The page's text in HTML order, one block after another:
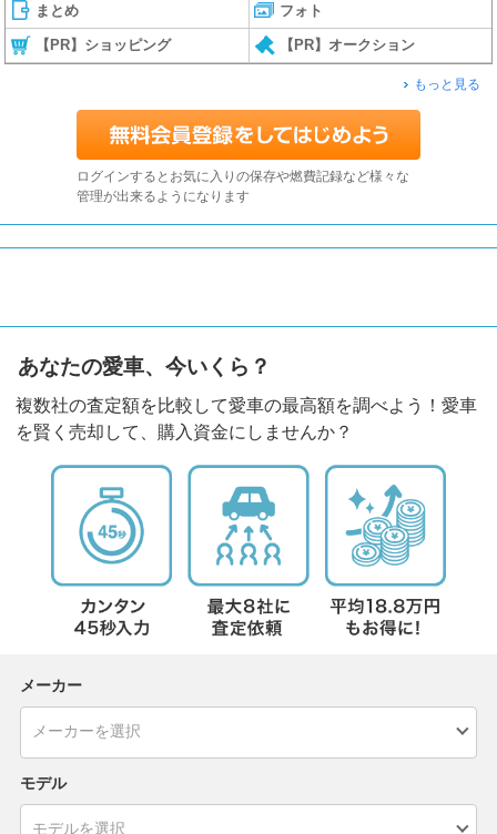
まとめ フォト
【PR】ショッピング 【PR】オークション
もっと見る
ログインするとお気に入りの保存や燃費記録など様々な
管理が出来るようになります
あなたの愛車、今いくら？
複数社の査定額を比較して愛車の最高額を調べよう！愛車
を賢く売却して、購入資金にしませんか？
メーカー
モデル